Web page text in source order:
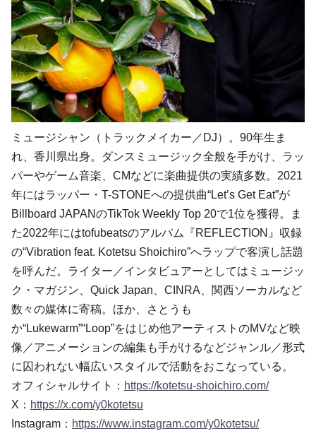
ミュージシャン（トラックメイカー／DJ）。90年生ま
れ、香川県出身。ダンスミュージック全般を手がけ、ラッ
パーやゲーム音楽、CMなどに楽曲提供の実績多数。2021
年にはラッパー・T-STONEへの提供曲“Let’s Get Eat”が
Billboard JAPANのTikTok Weekly Top 20で1位を獲得。ま
た2022年にはtofubeatsのアルバム『REFLECTION』収録
の“Vibration feat. Kotetsu Shoichiro”へラップで客演し話題
を呼んだ。ライター／インタビュアーとしてはミュージッ
ク・マガジン、Quick Japan、CINRA、関西ソーカルなど
数々の媒体に寄稿。ほか、さとうも
か“Lukewarm”“Loop”をはじめ他アーティストのMVなど映
像／アニメーションの編集も手がけるなどジャンル／形式
に囚われない幅広いスタイルで活動をおこなっている。
オフィシャルサイト： https://kotetsu-shoichiro.com/
X： https://x.com/y0kotetsu
Instagram： https://www.instagram.com/y0kotetsu/